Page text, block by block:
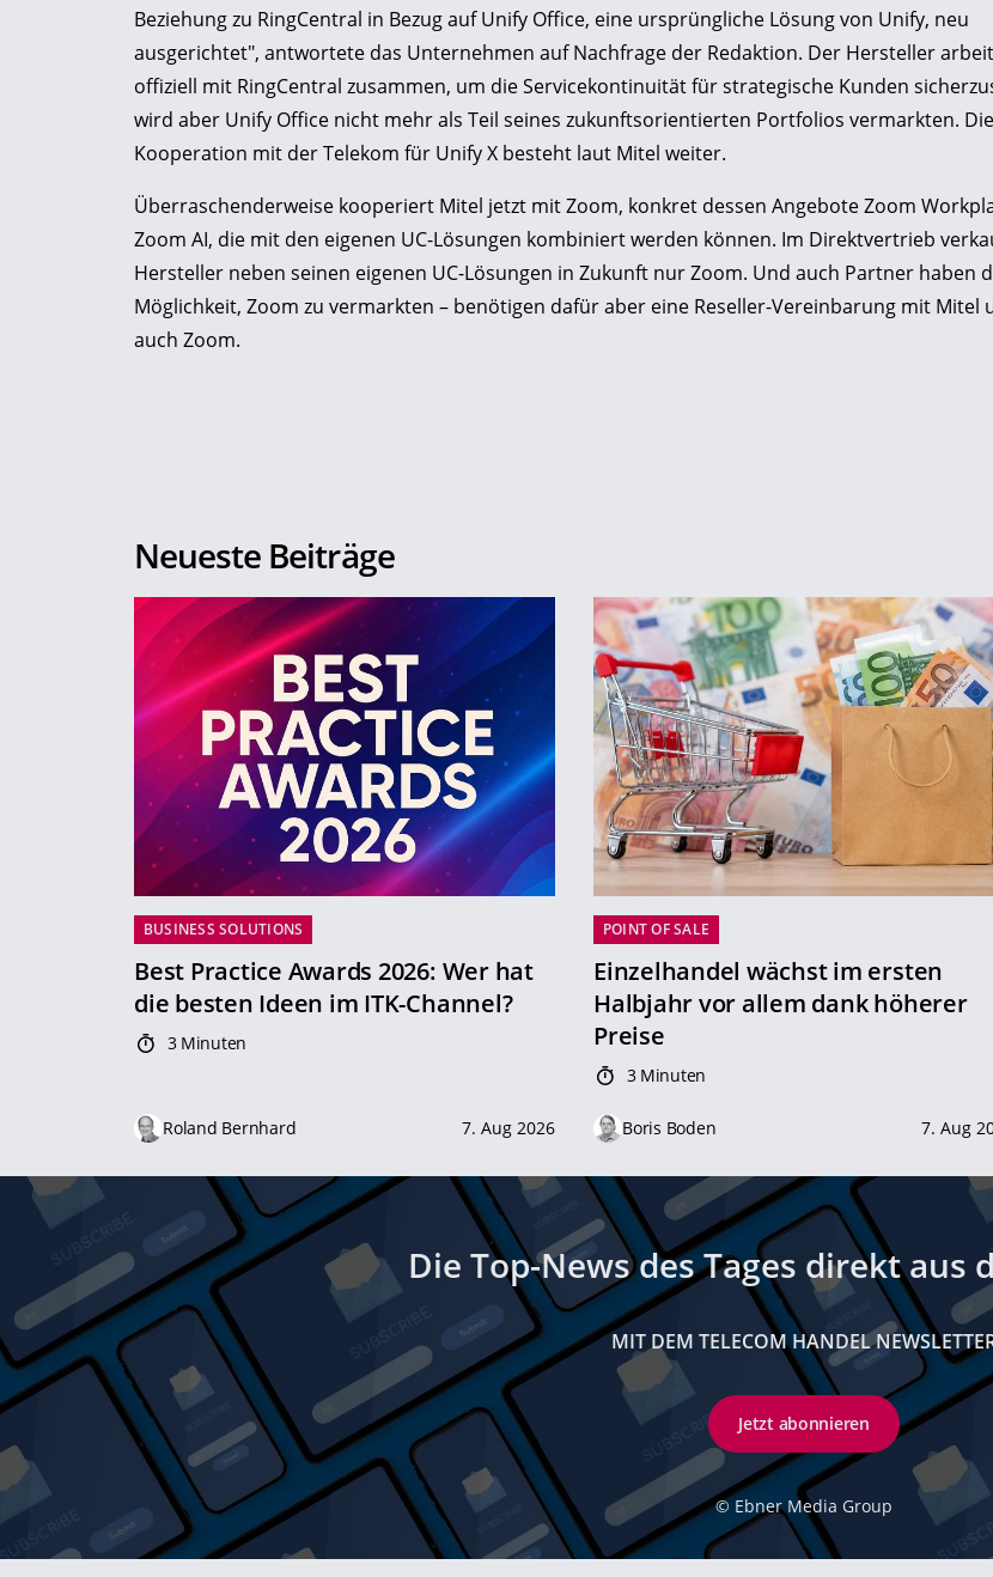
Beziehung zu RingCentral in Bezug auf Unify Office, eine ursprüngliche Lösung von Unify, neu
ausgerichtet", antwortete das Unternehmen auf Nachfrage der Redaktion. Der Hersteller
offiziell mit RingCentral zusammen, um die Servicekontinuität für strategische Kunden
wird aber Unify Office nicht mehr als Teil seines zukunftsorientierten Portfolios vermarkten. Die
Kooperation mit der Telekom für Unify X besteht laut Mitel weiter.
Überraschenderweise kooperiert Mitel jetzt mit Zoom, konkret dessen Angebote Zoom
Zoom AI, die mit den eigenen UC-Lösungen kombiniert werden können. Im Direktvertrieb
Hersteller neben seinen eigenen UC-Lösungen in Zukunft nur Zoom. Und auch Partner haben
Möglichkeit, Zoom zu vermarkten – benötigen dafür aber eine Reseller-Vereinbarung mit Mitel
auch Zoom.
Neueste Beiträge
BUSINESS SOLUTIONS
Best Practice Awards 2026: Wer hat
die besten Ideen im ITK-Channel?
3 Minuten
Roland Bernhard 7. Aug 2026
POINT OF SALE
Einzelhandel wächst im ersten
Halbjahr vor allem dank höherer
Preise
3 Minuten
Boris Boden 7. Aug
Die Top-News des Tages direkt aus
MIT DEM TELECOM HANDEL
Jetzt abonnieren
© Ebner Media Group